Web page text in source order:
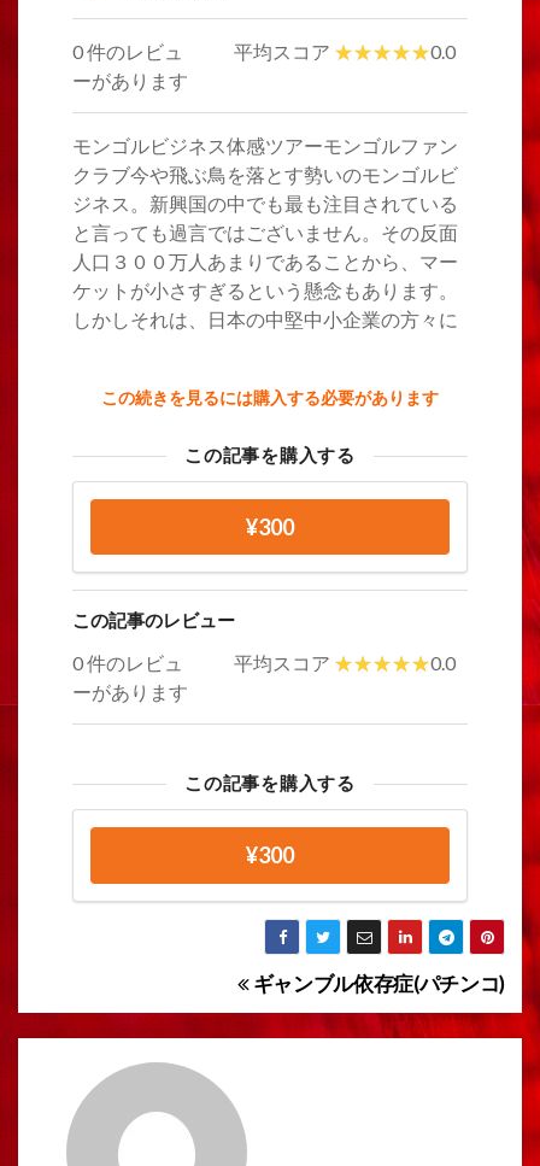
0 件のレビュ
ーがあります
平均スコア 0.0
モンゴルビジネス体感ツアーモンゴルファン
クラブ今や飛ぶ鳥を落とす勢いのモンゴルビ
ジネス。新興国の中でも最も注目されている
と言っても過言ではございません。その反面
人口３００万人あまりであることから、マー
ケットが小さすぎるという懸念もあります。
しかしそれは、日本の中堅中小企業の方々に
この続きを見るには購入する必要があります
この記事を購入する
¥300
この記事のレビュー
0 件のレビュ
ーがあります
平均スコア 0.0
この記事を購入する
¥300
稿
ギャンブル依存症(パチンコ)